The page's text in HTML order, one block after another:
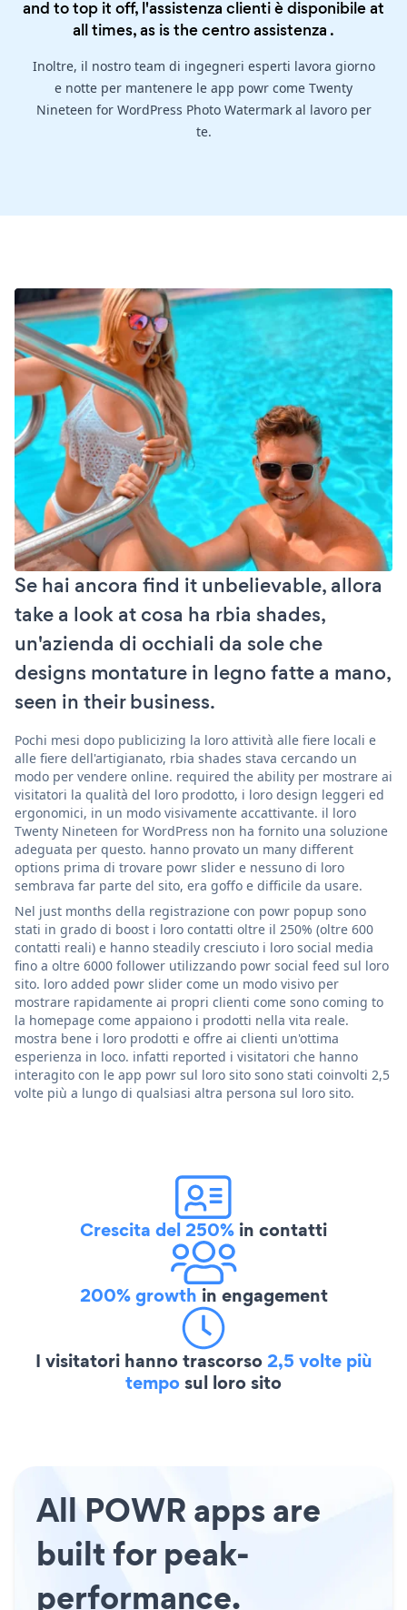
and to top it off, l'assistenza clienti è disponibile at
all times, as is thecentro assistenza .
Inoltre, il nostro team di ingegneri esperti lavora giorno
e notte per mantenere le app powr come Twenty
Nineteen for WordPress Photo Watermark al lavoro per
te.
Se hai ancora find it unbelievable, allora
take a look at cosa ha rbia shades,
un'azienda di occhiali da sole che
designs montature in legno fatte a mano,
seen in their business.
Pochi mesi dopo publicizing la loro attività alle fiere locali e
alle fiere dell'artigianato, rbia shades stava cercando un
modo per vendere online. required the ability per mostrare ai
visitatori la qualità del loro prodotto, i loro design leggeri ed
ergonomici, in un modo visivamente accattivante. il loro
Twenty Nineteen for WordPress non ha fornito una soluzione
adeguata per questo. hanno provato un many different
options prima di trovare powr slider e nessuno di loro
sembrava far parte del sito, era goffo e difficile da usare.
Nel just months della registrazione con powr popup sono
stati in grado di boost i loro contatti oltre il 250% (oltre 600
contatti reali) e hanno steadily cresciuto i loro social media
fino a oltre 6000 follower utilizzando powr social feed sul loro
sito. loro added powr slider come un modo visivo per
mostrare rapidamente ai propri clienti come sono coming to
la homepage come appaiono i prodotti nella vita reale.
mostra bene i loro prodotti e offre ai clienti un'ottima
esperienza in loco. infatti reported i visitatori che hanno
interagito con le app powr sul loro sito sono stati coinvolti 2,5
volte più a lungo di qualsiasi altra persona sul loro sito.
Crescita del 250% in contatti
200% growth in engagement
I visitatori hanno trascorso2,5 volte più
temposul loro sito
All POWR apps are
built for peak-
performance.